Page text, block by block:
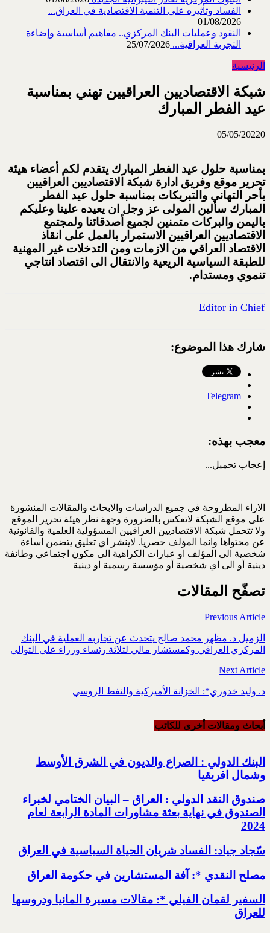
الفساد وتأثيره على التنمية الاقتصادية في العراق...
01/08/2026
النقود وعمليات البنك المركزي.. مفاهيم أساسية وإضاءة
التجربة العراقية... 25/07/2026
الرئيسية
شبكة الاقتصاديين العراقيين تهني بمناسبة
عيد الفطر المبارك
05/05/20220
بمناسبة حلول عيد الفطر المبارك يتقدم لكم أعضاء هيئة
تحرير موقع وفريق ادارة شبكة الاقتصاديين العراقيين
بأحر التهاني والتبريكات بمناسبة حلول عيد الفطر
المبارك سألين المولى عز وجل ان يعيده علينا وعليكم
باليمن والبركات متمنين لجميع أصدقائنا ولمجتمع
الاقتصاديين العراقيين الاستمرار بالعمل على انقاذ
الاقتصاد العراقي من الازمات ومن التدخلات غير المهنية
للطبقة السياسية الريعية والانتقال الى اقتصاد انتاجي
تنموي ومستدام.
Editor in Chief
شارك هذا الموضوع:
Telegram
معجب بهذه:
إعجاب تحميل...
الاراء المطروحة في جميع الدراسات والابحاث والمقالات المنشورة
على موقع الشبكة لاتعكس بالضرورة وجهة نظر هيئة تحرير الموقع
ولا تتحمل شبكة الاقتصاديين العراقيين المسؤولية العلمية والقانونية
عن محتواها وانما المؤلف حصريا. لاينشر اي تعليق يتضمن اساءة
شخصية الى المؤلف او عبارات الكراهية الى مكون اجتماعي وطائفة
دينية أو الى اي شخصية أو مؤسسة رسمية او دينية
تصفّح المقالات
Previous Article
الزميل د. مظهر محمد صالح يتحدث عن تجاربه العملية في البنك
المركزي العراقي وكمستشار مالي لثلاثة رئساء وزراء على التوالي
Next Article
د. وليد خدوري*: الخزانة الأميركية والنفط الروسي
أبحاث ومقالات أخرى للکاتب
البنك الدولي : الصراع والديون في الشرق الأوسط
وشمال افريقيا
صندوق النقد الدولي : العراق – البيان الختامي لخبراء
الصندوق في نهاية بعثة مشاورات المادة الرابعة لعام
2024
سّجاد جياد: الفساد شريان الحياة السياسية في العراق
مصلح النقدي *: آفة المستشارين في حكومة العراق
السفير لقمان الفيلي *: مقالات مسيرة المانيا ودروسها
للعراق